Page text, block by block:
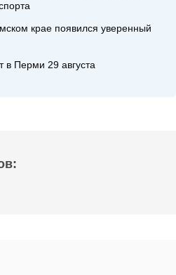
крае появился уверенный
в Перми 29 августа